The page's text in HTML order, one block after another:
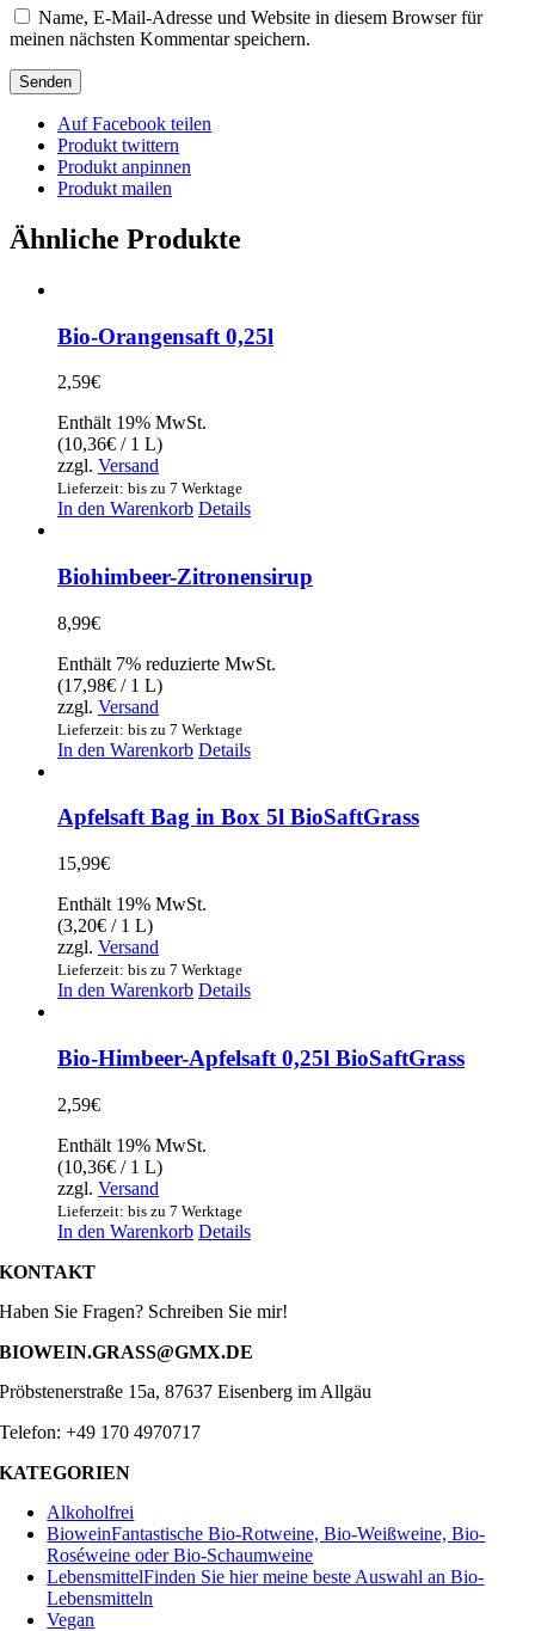
Name, E-Mail-Adresse und Website in diesem Browser für
meinen nächsten Kommentar speichern.
Auf Facebook teilen
Produkt twittern
Produkt anpinnen
Produkt mailen
Ähnliche Produkte
Bio-Orangensaft 0,25l
2,59€
Enthält 19% MwSt.
(10,36€ / 1 L)
zzgl. Versand
Lieferzeit: bis zu 7 Werktage
In den Warenkorb Details
Biohimbeer-Zitronensirup
8,99€
Enthält 7% reduzierte MwSt.
(17,98€ / 1 L)
zzgl. Versand
Lieferzeit: bis zu 7 Werktage
In den Warenkorb Details
Apfelsaft Bag in Box 5l BioSaftGrass
15,99€
Enthält 19% MwSt.
(3,20€ / 1 L)
zzgl. Versand
Lieferzeit: bis zu 7 Werktage
In den Warenkorb Details
Bio-Himbeer-Apfelsaft 0,25l BioSaftGrass
2,59€
Enthält 19% MwSt.
(10,36€ / 1 L)
zzgl. Versand
Lieferzeit: bis zu 7 Werktage
In den Warenkorb Details
KONTAKT
Haben Sie Fragen? Schreiben Sie mir!
BIOWEIN.GRASS@GMX.DE
Pröbstenerstraße 15a, 87637 Eisenberg im Allgäu
Telefon: +49 170 4970717
KATEGORIEN
Alkoholfrei
BioweinFantastische Bio-Rotweine, Bio-Weißweine, Bio-
Roséweine oder Bio-Schaumweine
LebensmittelFinden Sie hier meine beste Auswahl an Bio-
Lebensmitteln
Vegan